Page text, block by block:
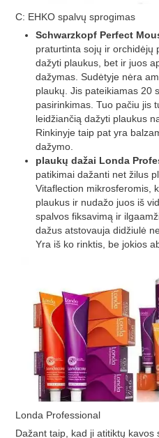
C: EHKO spalvų sprogimas
Schwarzkopf Perfect
praturtinta sojų ir orchidėjų
dažyti plaukus, bet ir juos
dažymas. Sudėtyje nėra
plaukų. Jis pateikiamas 20
pasirinkimas. Tuo pačiu jis
leidžiančią dažyti plaukus
Rinkinyje taip pat yra
dažymo.
plaukų dažai Londa
patikimai dažanti net žilus
Vitaflection mikrosferomis,
plaukus ir nudažo juos iš
spalvos fiksavimą ir
dažus atstovauja didžiulė
Yra iš ko rinktis, be jokios
Londa Professional
Dažant taip, kad ji atitiktų kavos